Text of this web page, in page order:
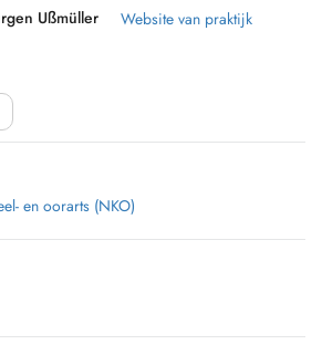
Ußmüller
Website van praktijk
en oorarts (NKO)